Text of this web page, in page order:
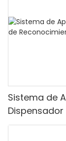
Sistema de
Matrículas